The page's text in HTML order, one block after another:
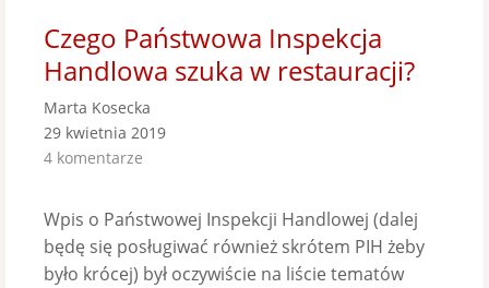
Czego Państwowa Inspekcja
Handlowa szuka w restauracji?
Marta Kosecka
29 kwietnia 2019
4 komentarze
Wpis o Państwowej Inspekcji Handlowej (dalej
będę się posługiwać również skrótem PIH żeby
było krócej) był oczywiście na liście tematów